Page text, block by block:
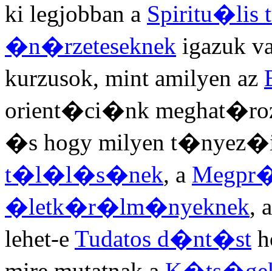
ki legjobban a Spiritu�lis
�n�rzeteseknek igazuk
kurzusok, mint amilyen az
orient�ci�nk
�s hogy milyen t�nyez�i
t�l�l�s�nek, a
�letk�r�lm�nyeknek,
lehet-e Tudatos d�nt�st